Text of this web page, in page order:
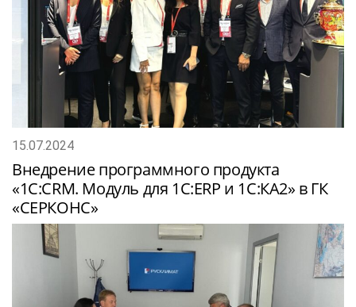
15.07.2024
Внедрение программного продукта
«1С:CRM. Модуль для 1С:ERP и 1С:КА2» в ГК
«СЕРКОНС»